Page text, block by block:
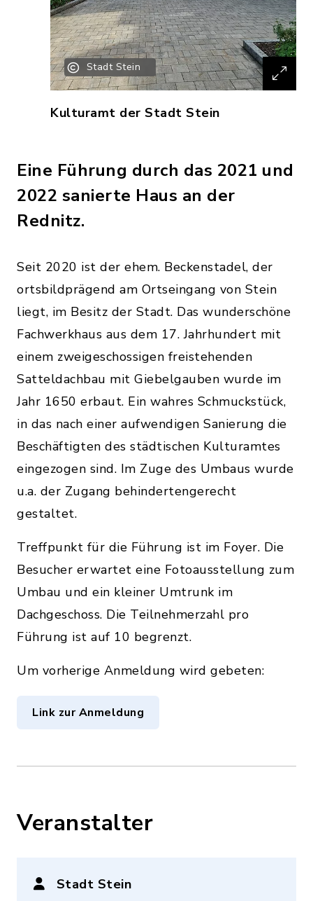
Stadt Stein
Kulturamt der Stadt Stein
Eine Führung durch das 2021 und
2022 sanierte Haus an der
Rednitz.
Seit 2020 ist der ehem. Beckenstadel, der
ortsbildprägend am Ortseingang von Stein
liegt, im Besitz der Stadt. Das wunderschöne
Fachwerkhaus aus dem 17. Jahrhundert mit
einem zweigeschossigen freistehenden
Satteldachbau mit Giebelgauben wurde im
Jahr 1650 erbaut. Ein wahres Schmuckstück,
in das nach einer aufwendigen Sanierung die
Beschäftigten des städtischen Kulturamtes
eingezogen sind. Im Zuge des Umbaus wurde
u.a. der Zugang behindertengerecht
gestaltet.
Treffpunkt für die Führung ist im Foyer. Die
Besucher erwartet eine Fotoausstellung zum
Umbau und ein kleiner Umtrunk im
Dachgeschoss. Die Teilnehmerzahl pro
Führung ist auf 10 begrenzt.
Um vorherige Anmeldung wird gebeten:
Link zur Anmeldung
Veranstalter
Stadt Stein